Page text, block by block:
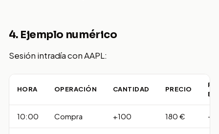
4. Ejemplo numérico
Sesión intradía con AAPL:
HORA OPERACIÓN CANTIDAD PRECIO
10:00 Compra +100 180 € –